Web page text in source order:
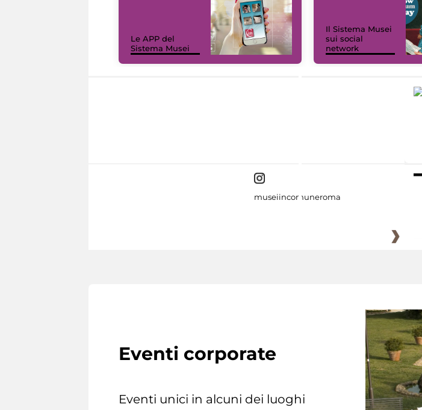
Le APP del
Sistema Musei
Il Sistema Musei
sui social
network
museiincomuneroma
Eventi corporate
Eventi unici in alcuni dei luoghi